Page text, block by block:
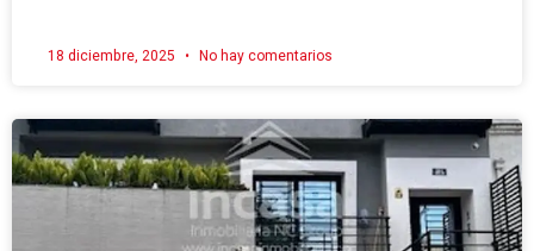
18 diciembre, 2025 No hay comentarios